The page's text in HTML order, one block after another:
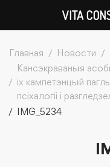
Главная Новости
Кансэкраваныя
іх кампетэнцый
псіхалогіі і
IMG_5234
VITA